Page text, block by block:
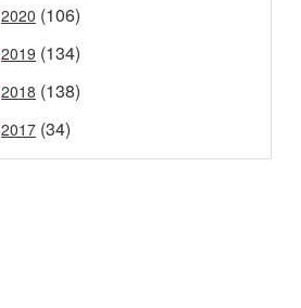
2020 (106)
2019 (134)
2018 (138)
2017 (34)